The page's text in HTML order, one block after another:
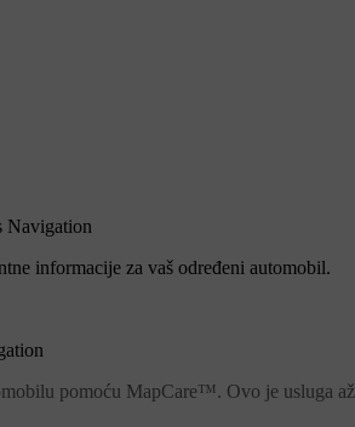
Navigation
informacije za vaš određeni automobil.
pomoću MapCare™. Ovo je usluga